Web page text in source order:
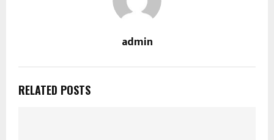
admin
RELATED POSTS